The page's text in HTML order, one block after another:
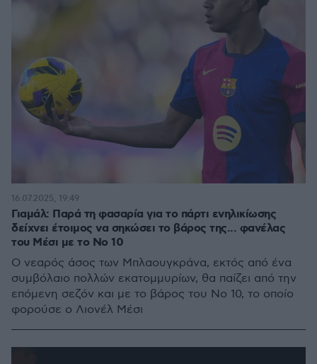
Γιαμάλ: Παρά τη φασαρία για το πάρτι ενηλικίωσης
δείχνει έτοιμος να σηκώσει το βάρος της... φανέλας
του Μέσι με το Νο 10
Ο νεαρός άσος των Μπλαουγκράνα, εκτός από ένα
συμβόλαιο πολλών εκατομμυρίων, θα παίζει από την
επόμενη σεζόν και με το βάρος του Νο 10, το οποίο
φορούσε ο Λιονέλ Μέσι
16.07.2025, 19:49